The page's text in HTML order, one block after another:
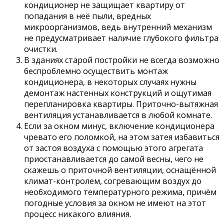
кондиционер не защищает квартиру от
попадания в неё пыли, вредных
микроорганизмов, ведь внутренний механизм
не предусматривает наличие глубокого фильтра
очистки.
В зданиях старой постройки не всегда возможно
беспроблемно осуществить монтаж
кондиционера, в некоторых случаях нужны
демонтаж настенных конструкций и ощутимая
перепланировка квартиры. Приточно-вытяжная
вентиляция устанавливается в любой комнате.
Если за окном минус, включение кондиционера
чревато его поломкой, на этом затея избавиться
от застоя воздуха с помощью этого агрегата
приостанавливается до самой весны, чего не
скажешь о приточной вентиляции, оснащённой
климат-контролем, согревающим воздух до
необходимого температурного режима, причём
погодные условия за окном не имеют на этот
процесс никакого влияния.